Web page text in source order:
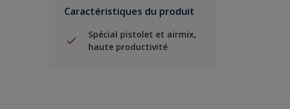
Caractéristiques du produit
Spécial pistolet et airmix,
haute productivité